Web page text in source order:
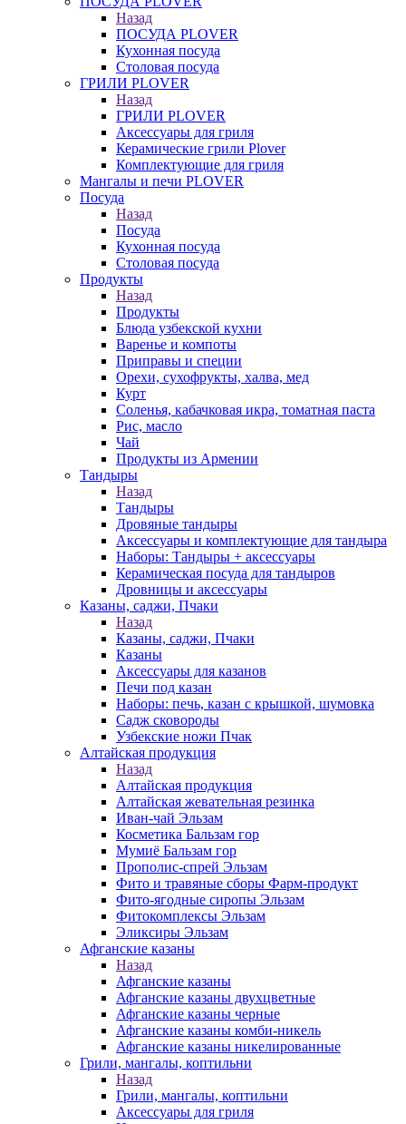
Назад
ПОСУДА PLOVER
Кухонная посуда
Столовая посуда
ГРИЛИ PLOVER
Назад
ГРИЛИ PLOVER
Аксессуары для гриля
Керамические грили Plover
Комплектующие для гриля
Мангалы и печи PLOVER
Посуда
Назад
Посуда
Кухонная посуда
Столовая посуда
Продукты
Назад
Продукты
Блюда узбекской кухни
Варенье и компоты
Приправы и специи
Орехи, сухофрукты, халва, мед
Курт
Соленья, кабачковая икра, томатная паста
Рис, масло
Чай
Продукты из Армении
Тандыры
Назад
Тандыры
Дровяные тандыры
Аксессуары и комплектующие для тандыра
Наборы: Тандыры + аксессуары
Керамическая посуда для тандыров
Дровницы и аксессуары
Казаны, саджи, Пчаки
Назад
Казаны, саджи, Пчаки
Казаны
Аксессуары для казанов
Печи под казан
Наборы: печь, казан с крышкой, шумовка
Садж сковороды
Узбекские ножи Пчак
Алтайская продукция
Назад
Алтайская продукция
Алтайская жевательная резинка
Иван-чай Эльзам
Косметика Бальзам гор
Мумиё Бальзам гор
Прополис-спрей Эльзам
Фито и травяные сборы Фарм-продукт
Фито-ягодные сиропы Эльзам
Фитокомплексы Эльзам
Эликсиры Эльзам
Афганские казаны
Назад
Афганские казаны
Афганские казаны двухцветные
Афганские казаны черные
Афганские казаны комби-никель
Афганские казаны никелированные
Грили, мангалы, коптильни
Назад
Грили, мангалы, коптильни
Аксессуары для гриля